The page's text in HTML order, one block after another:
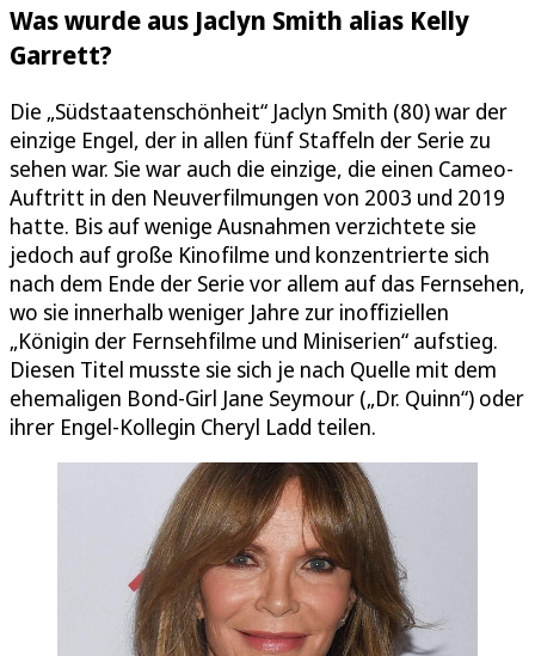
Was wurde aus Jaclyn Smith alias Kelly
Garrett?
Die „Südstaatenschönheit“ Jaclyn Smith (80) war der
einzige Engel, der in allen fünf Staffeln der Serie zu
sehen war. Sie war auch die einzige, die einen Cameo-
Auftritt in den Neuverfilmungen von 2003 und 2019
hatte. Bis auf wenige Ausnahmen verzichtete sie
jedoch auf große Kinofilme und konzentrierte sich
nach dem Ende der Serie vor allem auf das Fernsehen,
wo sie innerhalb weniger Jahre zur inoffiziellen
„Königin der Fernsehfilme und Miniserien“ aufstieg.
Diesen Titel musste sie sich je nach Quelle mit dem
ehemaligen Bond-Girl Jane Seymour („Dr. Quinn“) oder
ihrer Engel-Kollegin Cheryl Ladd teilen.